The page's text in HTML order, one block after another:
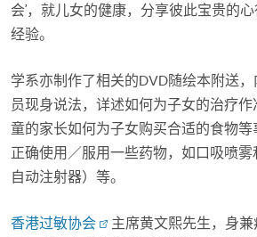
会’，就儿女的健康，分享彼此宝贵的
经验。
学系亦制作了相关的DVD随绘本附送
员现身说法，详述如何为子女的治疗
童的家长如何为子女购买合适的食物等
正确使用／服用一些药物，如口吸喷
自动注射器）等。
香港过敏协会
主席黄文熙先生，身